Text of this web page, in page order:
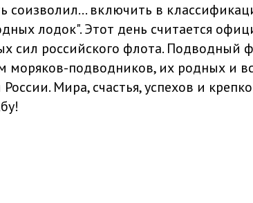
соизволил… включить в
лодок". Этот день считается
сил российского флота. Подводный
моряков-подводников, их родных и
Мира, счастья, успехов и